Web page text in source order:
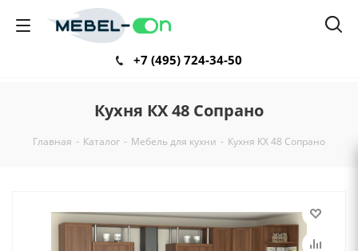
+7 (495) 724-34-50
Кухня КХ 48 Сопрано
Главная - Каталог - Мебель для кухни - Кухня КХ 48 Сопрано